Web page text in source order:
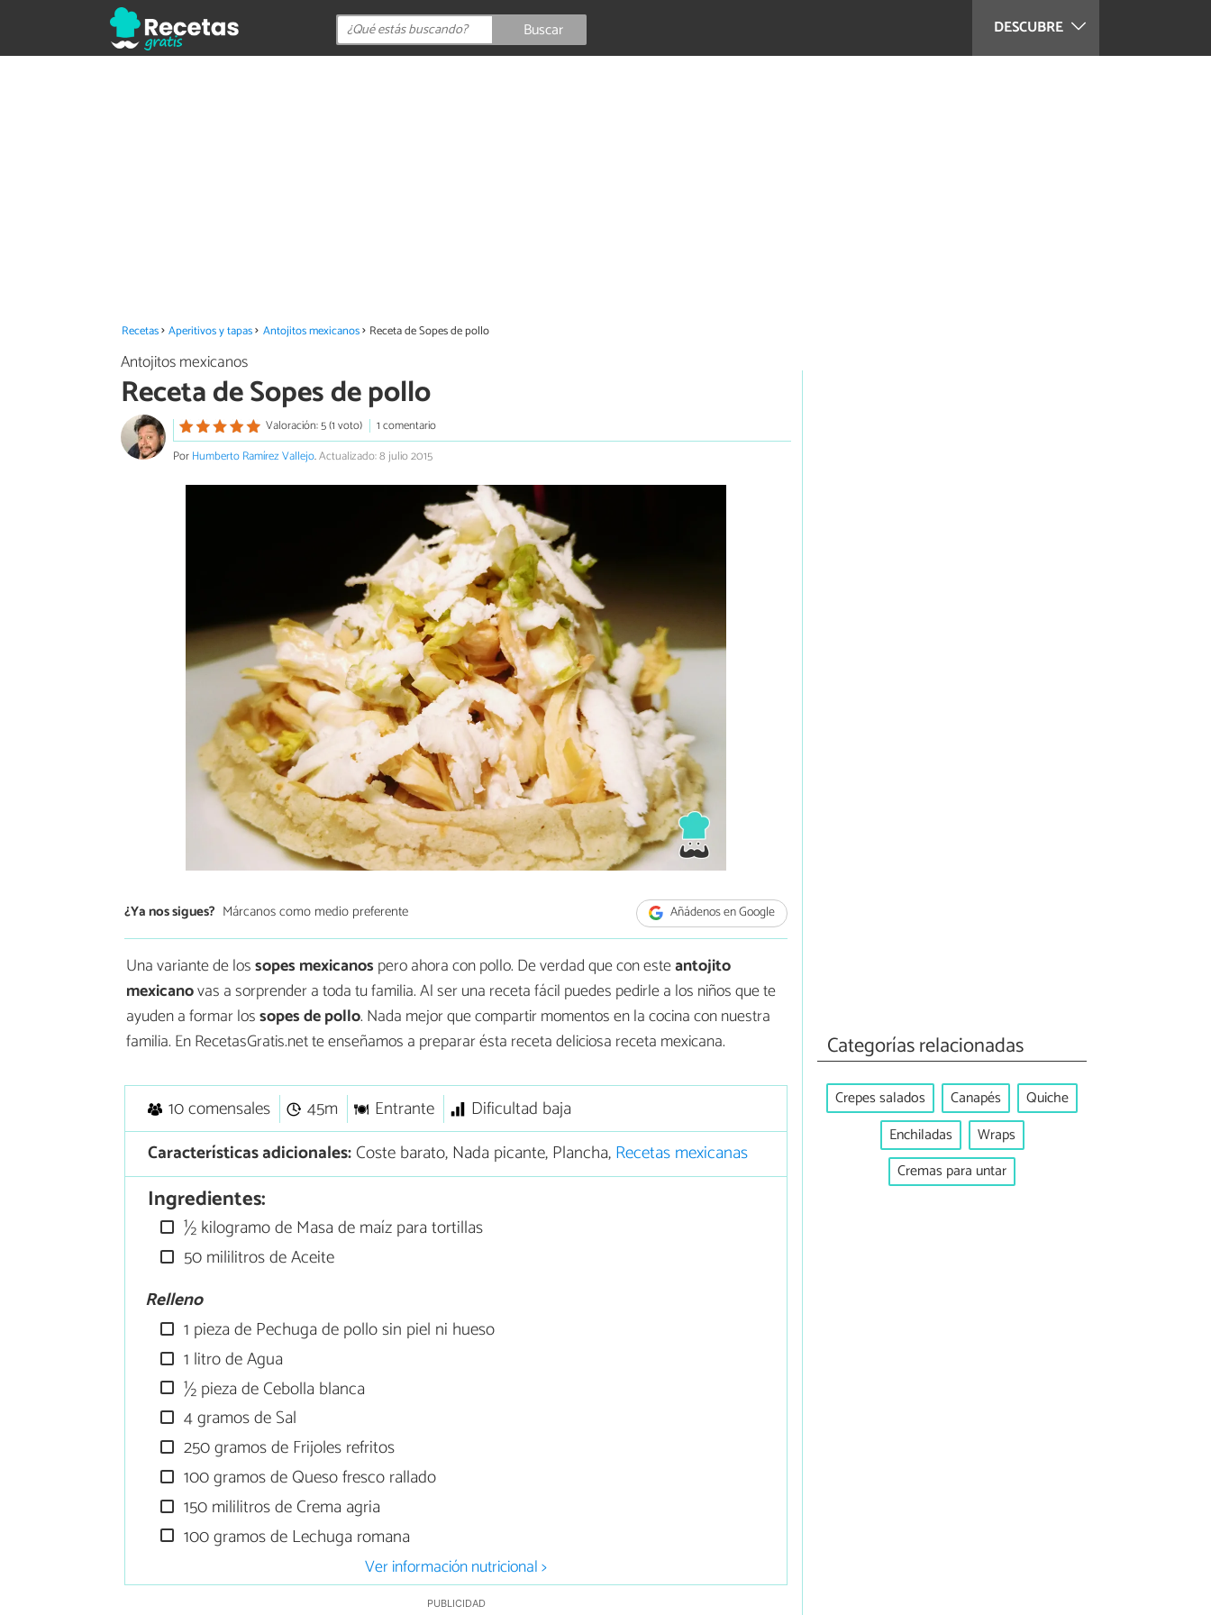
DESCUBRE
Buscar
Recetas Aperitivos y tapas Antojitos mexicanos Receta de Sopes de pollo
Antojitos mexicanos
Receta de Sopes de pollo
Valoración: 5 (1 voto)
1 comentario
PorHumberto Ramírez Vallejo.Actualizado: 8 julio 2015
¿Ya nos sigues? Márcanos como medio preferente Añádenos en Google
Una variante de lossopes mexicanos pero ahora con pollo. De verdad que con esteantojito
mexicanovas a sorprender a toda tu familia. Al ser una receta fácil puedes pedirle a los niños que te
ayuden a formar lossopes de pollo. Nada mejor que compartir momentos en la cocina con nuestra
familia. En RecetasGratis.net te enseñamos a preparar ésta receta deliciosa receta mexicana.
10 comensales 45m Entrante
Dificultad baja
Características adicionales:Coste barato, Nada picante, Plancha,Recetas mexicanas
Ingredientes:
½ kilogramo de Masa de maíz para tortillas
50 mililitros de Aceite
Relleno
1 pieza de Pechuga de pollo sin piel ni hueso
1 litro de Agua
½ pieza de Cebolla blanca
4 gramos de Sal
250 gramos de Frijoles refritos
100 gramos de Queso fresco rallado
150 mililitros de Crema agria
100 gramos de Lechuga romana
Ver información nutricional >
Categorías relacionadas
Crepes salados Canapés
Quiche
Enchiladas
Wraps
Cremas para untar